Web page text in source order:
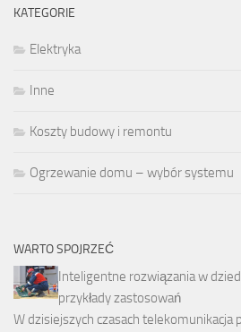
KATEGORIE
Elektryka
Inne
Koszty budowy i remontu
Ogrzewanie domu – wybór systemu
WARTO SPOJRZEĆ
Inteligentne rozwiązania w
przykłady zastosowań
W dzisiejszych czasach